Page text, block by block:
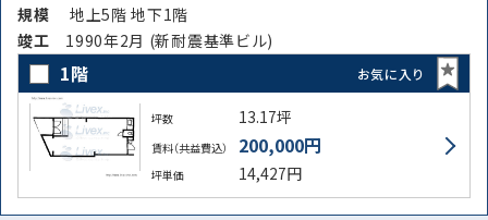
住所
条件を絞り込む
規模
地上5階 地下1階
竣⼯ 1990年2月 (新耐震基準ビル)
1階 お気に入り
坪数 13.17坪
賃料（共益費込） 200,000円
坪単価 14,427円